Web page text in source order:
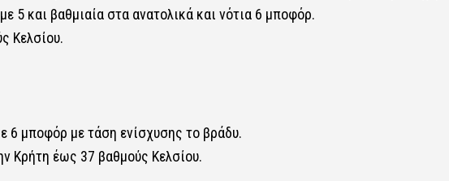
5 και βαθμιαία στα ανατολικά και νότια 6 μποφόρ.
Κελσίου.
6 μποφόρ με τάση ενίσχυσης το βράδυ.
Κρήτη έως 37 βαθμούς Κελσίου.